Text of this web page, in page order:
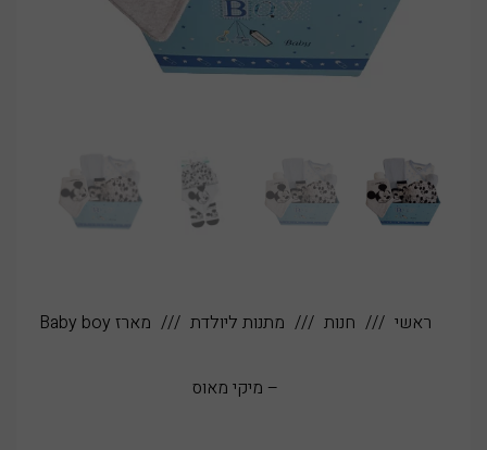
ראשי חנות מתנות ליולדת מארז Baby boy
– מיקי מאוס